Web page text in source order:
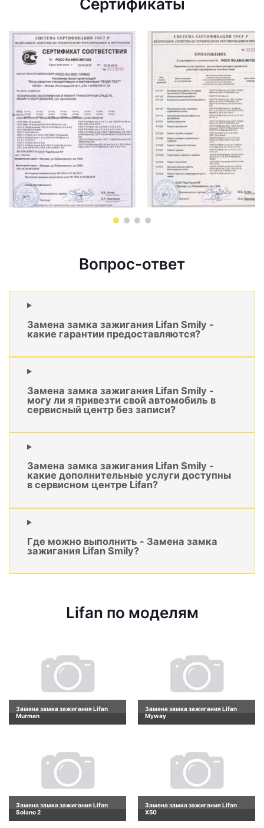
Сертификаты
Вопрос-ответ
Замена замка зажигания Lifan Smily -
какие гарантии предоставляются?
Замена замка зажигания Lifan Smily -
могу ли я привезти свой автомобиль в
сервисный центр без записи?
Замена замка зажигания Lifan Smily -
какие дополнительные услуги доступны
в сервисном центре Lifan?
Где можно выполнить - Замена замка
зажигания Lifan Smily?
Lifan по моделям
Замена замка зажигания Lifan
Murman
Замена замка зажигания Lifan
Myway
Замена замка зажигания Lifan
Solano 2
Замена замка зажигания Lifan
X50